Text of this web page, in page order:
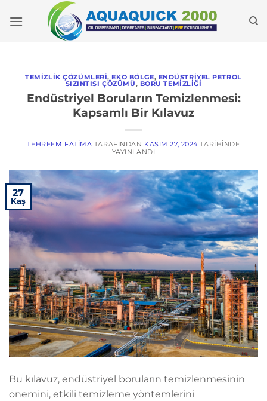
geç
TEMIZLIK ÇÖZÜMLERI, EKO BÖLGE, ENDÜSTRIYEL PETROL
SIZINTISI ÇÖZÜMÜ, BORU TEMIZLIĞI
Endüstriyel Boruların Temizlenmesi:
Kapsamlı Bir Kılavuz
TEHREEM FATIMA TARAFINDAN KASIM 27, 2024 TARIHINDE
YAYINLANDI
27
Kaş
Bu kılavuz, endüstriyel boruların temizlenmesinin
önemini, etkili temizleme yöntemlerini